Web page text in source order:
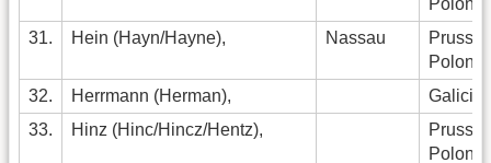
Polonia
31.
Hein (Hayn/Hayne), Nassau
Pruss.
Polonia
32.
Herrmann (Herman),
Galicia
33.
Hinz (Hinc/Hincz/Hentz),
Pruss.
Polonia